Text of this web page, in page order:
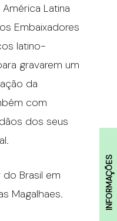
INFORMAÇÕES
Latina
Embaixadores
latino-
gravarem um
da
com
dos seus
Brasil em
Magalhaes.